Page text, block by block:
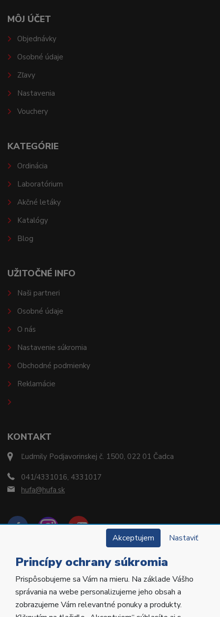
KONTAKT
Ľudmily Podjavorinskej č. 1500, 022 01 Čadca
041/4331016, 4331017
hufa@hufa.sk
MÔJ ÚČET
Objednávky
Osobné údaje
Zľavy
Nastavenia
Vouchery
KATEGÓRIE
Ordinácia
Laboratórium
Akčné letáky
Katalógy
Blog
UŽITOČNÉ INFO
Naši partneri
Osobné údaje
O nás
Nastavenie súkromia
Obchodné podmienky
Reklamácie
Copyright © 2022 Hu-Fa Dental a.s. Všetky práva
vyhradené.
Akceptujem Nastaviť
Princípy ochrany súkromia
Prispôsobujeme sa Vám na mieru. Na základe Vášho
správania na webe personalizujeme jeho obsah a
zobrazujeme Vám relevantné ponuky a produkty.